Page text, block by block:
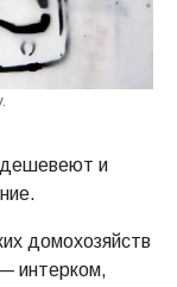
дешевеют и
домохозяйств
интерком,